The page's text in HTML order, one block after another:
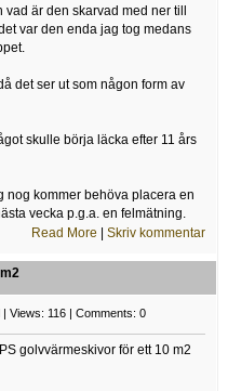
är den skarvad med ner till
var den enda jag tog medans
det ser ut som någon form av
skulle börja läcka efter 11 års
nog kommer behöva placera en
vecka p.g.a. en felmätning.
Read More |Skriv kommentar
Views: 116 | Comments: 0
golvvärmeskivor för ett 10 m2